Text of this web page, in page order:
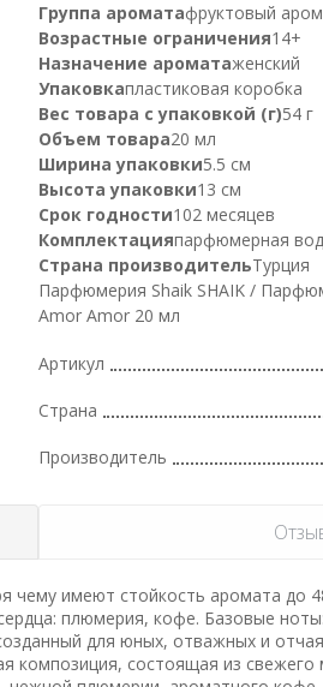
Группа ароматафруктовый
Возрастные ограничения14+
Назначение ароматаженский
Упаковкапластиковая коробка
Вес товара с упаковкой (г)54 г
Объем товара20 мл
Ширина упаковки5.5 см
Высота упаковки13 см
Срок годности102 месяцев
Комплектацияпарфюмерная
Страна производительТурция
Парфюмерия Shaik SHAIK /
Amor Amor 20 мл
Артикул
Страна
Производитель
имеют стойкость аромата до
плюмерия, кофе. Базовые
для юных, отважных и
композиция, состоящая из свежего